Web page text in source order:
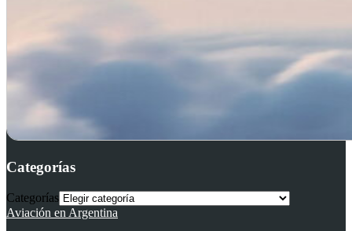
Categorías
Categorías
Aviación en Argentina